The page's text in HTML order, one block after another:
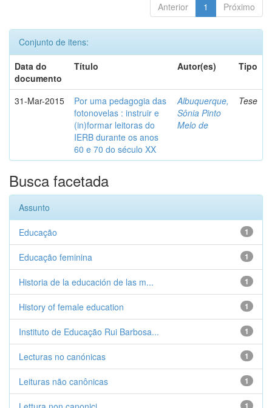
Anterior 1 Próximo
Conjunto de itens:
Data do
documento
Título Autor(es) Tipo
31-Mar-2015
Por uma pedagogia das
fotonovelas : instruir e
(in)formar leitoras do
IERB durante os anos
60 e 70 do século XX
Albuquerque,
Sônia Pinto
Melo de
Tese
Busca facetada
Assunto
1
Educação
1
Educação feminina
1
Historia de la educación de las m...
1
History of female education
1
Instituto de Educação Rui Barbosa...
1
Lecturas no canónicas
1
Leituras não canônicas
1